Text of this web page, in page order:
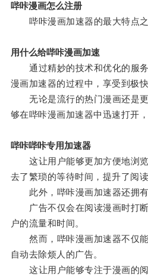
哔咔漫画怎么注册
哔咔漫画加速器的最大特点之
用什么给哔咔漫画加速
通过精妙的技术和优化的服务
漫画加速器的过程中，享受到极
无论是流行的热门漫画还是更
够在哔咔漫画加速器中迅速打开
哔咔哔咔专用加速器
这让用户能够更加方便地浏览
去了繁琐的等待时间，提升了阅读
此外，哔咔漫画加速器还拥有
广告不仅会在阅读漫画时打断
户的流量和时间。
然而，哔咔漫画加速器不仅能
自动去除烦人的广告。
这让用户能够专注于漫画的阅